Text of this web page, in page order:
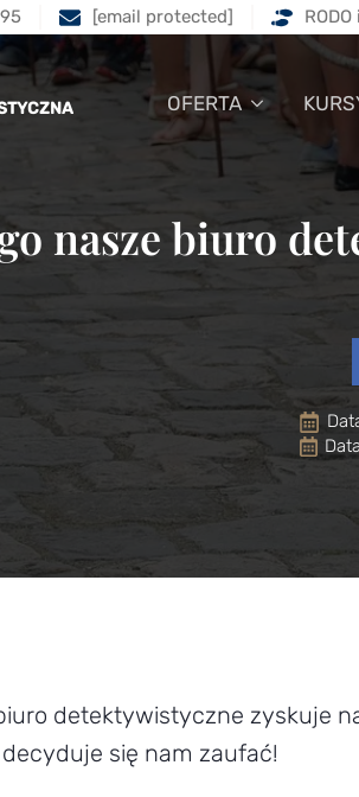
[email protected]
OFERTA
nasze biuro
detektywistyczne zyskuje
się nam zaufać!